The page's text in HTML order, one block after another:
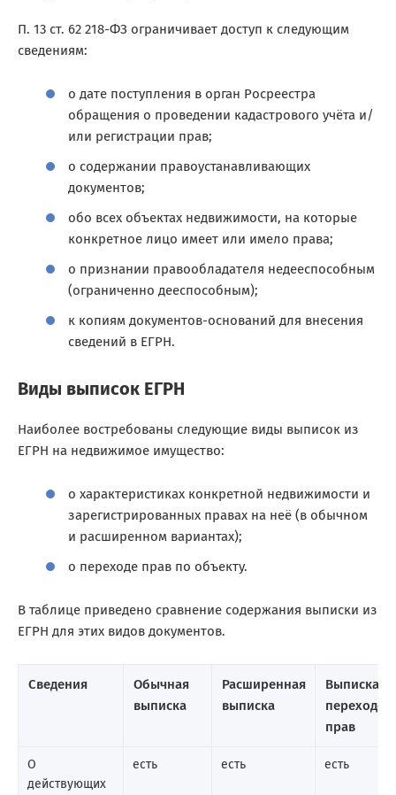
П. 13 ст. 62 218-ФЗ ограничивает доступ к следующим
сведениям:
о дате поступления в орган Росреестра
обращения о проведении кадастрового учёта и/
или регистрации прав;
о содержании правоустанавливающих
документов;
обо всех объектах недвижимости, на которые
конкретное лицо имеет или имело права;
о признании правообладателя недееспособным
(ограниченно дееспособным);
к копиям документов-оснований для внесения
сведений в ЕГРН.
Виды выписок ЕГРН
Наиболее востребованы следующие виды выписок из
ЕГРН на недвижимое имущество:
о характеристиках конкретной недвижимости и
зарегистрированных правах на неё (в обычном
и расширенном вариантах);
о переходе прав по объекту.
В таблице приведено сравнение содержания выписки из
ЕГРН для этих видов документов.
Сведения
Обычная
выписка
Расширенная
выписка
Выписка о
переходе
прав
О
действующих
есть есть есть